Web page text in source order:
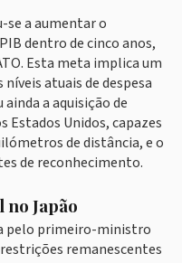
a aumentar o
dentro de cinco anos,
Esta meta implica um
atuais de despesa
a aquisição de
Estados Unidos, capazes
de distância, e o
de reconhecimento.
Japão
pelo primeiro-ministro
remanescentes